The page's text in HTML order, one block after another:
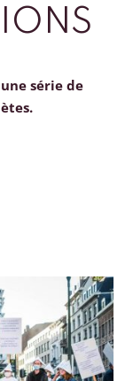
série de